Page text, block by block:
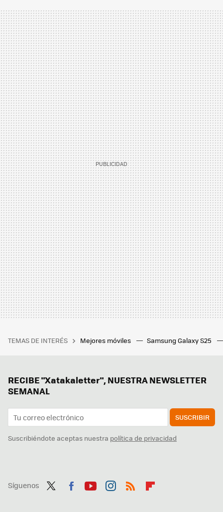
TEMAS DE INTERÉS Mejores móviles Samsung Galaxy S25
RECIBE "Xatakaletter", NUESTRA NEWSLETTER
SEMANAL
SUSCRIBIR
Suscribiéndote aceptas nuestra política de privacidad
Síguenos